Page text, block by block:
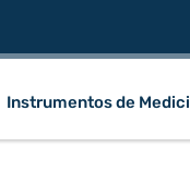
Instrumentos de